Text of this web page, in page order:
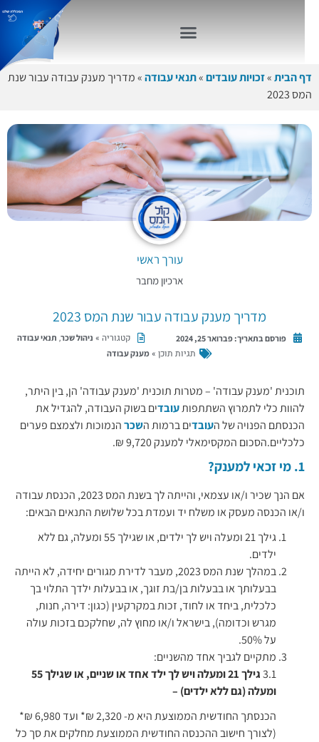
דף הבית»זכויות עובדים»תנאי עבודה»מדריך מענק עבודה עבור שנת
המס 2023
עורך ראשי
ארכיון מחבר
מדריך מענק עבודה עבור שנת המס 2023
פורסם בתאריך:פברואר 25, 2024 קטגוריה » ניהול שכר,תנאי עבודה
תגיות תוכן » מענק עבודה
תוכנית 'מענק עבודה' – מטרות תוכנית 'מענק עבודה' הן, בין היתר,
להוות כלי לתמרוץ השתתפותעובדים בשוק העבודה, להגדיל את
הכנסתם הפנויה של העובדים ברמות השכרהנמוכות ולצמצם פערים
כלכליים.הסכום המקסימאלי למענק 9,720 ₪.
אם הנך שכיר ו/או עצמאי, והייתה לך בשנת המס 2023, הכנסת עבודה
ו/או הכנסה מעסק או משלח יד ועמדת בכל שלושת התנאים הבאים:
גילך 21 ומעלה ויש לך ילדים, או שגילך 55 ומעלה, גם ללא
ילדים.
במהלך שנת המס 2023, מעבר לדירת מגורים יחידה, לא הייתה
בבעלותך או בבעלות בן/בת זוגך, או בבעלות ילדך התלוי בך
כלכלית, ביחד או לחוד, זכות במקרקעין (כגון: דירה, חנות,
מגרש וכדומה), בישראל ו/או מחוץ לה, שחלקכם בזכות עולה
על 50%.
מתקיים לגביך אחד מהשניים:
3.1
גילך 21 ומעלה ויש לך ילד אחד או שניים, או שגילך 55
ומעלה (גם ללא ילדים) –
הכנסתך החודשית הממוצעת היא מ- 2,320 ₪* ועד 6,980 ₪*
(לצורך חישוב ההכנסה החודשית הממוצעת מחלקים את סך כל